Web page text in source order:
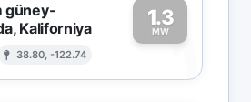
güney-
Kaliforniya
38.80, -122.74
1.3
MW1